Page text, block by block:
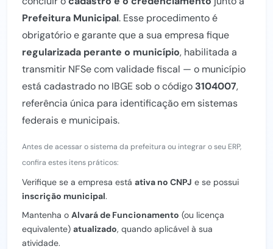
Prefeitura Municipal. Esse procedimento é
obrigatório e garante que a sua empresa fique
regularizada perante o município, habilitada a
transmitir NFSe com validade fiscal — o município
está cadastrado no IBGE sob o código 3104007,
referência única para identificação em sistemas
federais e municipais.
Antes de acessar o sistema da prefeitura ou integrar o seu ERP,
confira estes itens práticos:
Verifique se a empresa está ativa no CNPJ e se possui
inscrição municipal.
Mantenha o Alvará de Funcionamento (ou licença
equivalente) atualizado, quando aplicável à sua
atividade.